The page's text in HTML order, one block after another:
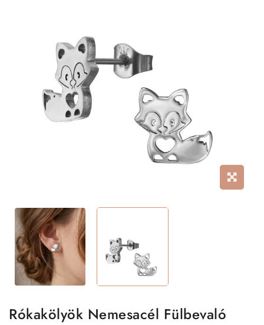
Rókakölyök Nemesacél Fülbevaló